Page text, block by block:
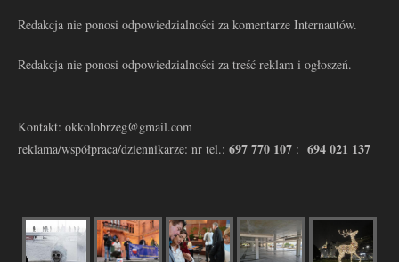
Redakcja nie ponosi odpowiedzialności za komentarze Internautów.
Redakcja nie ponosi odpowiedzialności za treść reklam i ogłoszeń.
Kontakt: okkolobrzeg@gmail.com
reklama/współpraca/dziennikarze: nr tel.: 697 770 107 : 694 021 137